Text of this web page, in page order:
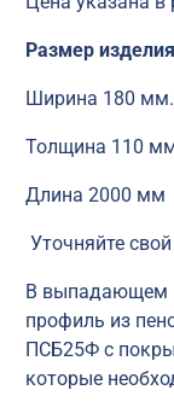
Размер
Ширина 180 мм.
Толщина 110
Длина 2000 мм
Уточняйте
В выпадающем
профиль из
ПСБ25Ф с
которые